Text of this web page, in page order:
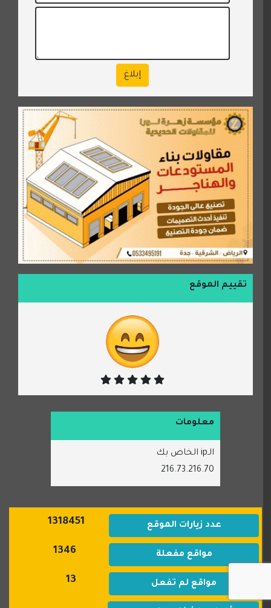
إبلاغ
تقييم الموقع
معلومات
الـip الخاص بك
216.73.216.70
عدد زيارات الموقع 1318451
مواقع مفعلة 1346
مواقع لم تفعل 13